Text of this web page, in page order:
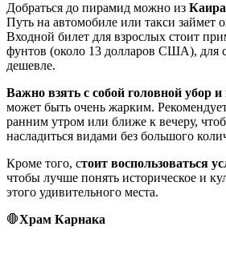
Добраться до пирамид можно из
Путь на автомобиле или такси займет
Входной билет для взрослых стоит
фунтов (около 13 долларов США), для
дешевле.
Важно взять с собой головной убор и
может быть очень жарким.
ранним утром или ближе к вечеру,
насладиться видами без большого
Кроме того, стоит воспользоваться
чтобы лучше понять историческое и
этого удивительного места.
🛑Храм Карнака